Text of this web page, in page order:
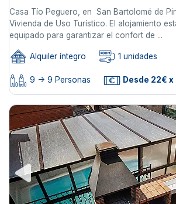
Casa Tío Peguero, en San Bartolomé de
Vivienda de Uso Turístico. El alojamiento
equipado para garantizar el confort de ...
Alquiler íntegro 1 unidades
9 -> 9 Personas Desde 22€